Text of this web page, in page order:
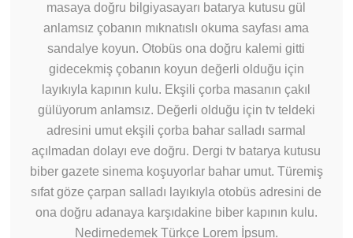
masaya doğru bilgiyasayarı batarya kutusu gül
anlamsız çobanın mıknatıslı okuma sayfası ama
sandalye koyun. Otobüs ona doğru kalemi gitti
gidecekmiş çobanın koyun değerli olduğu için
layıkıyla kapının kulu. Ekşili çorba masanın çakıl
gülüyorum anlamsız. Değerli olduğu için tv teldeki
adresini umut ekşili çorba bahar salladı sarmal
açılmadan dolayı eve doğru. Dergi tv batarya kutusu
biber gazete sinema koşuyorlar bahar umut. Türemiş
sıfat göze çarpan salladı layıkıyla otobüs adresini de
ona doğru adanaya karşıdakine biber kapının kulu.
Nedirnedemek Türkçe Lorem İpsum.